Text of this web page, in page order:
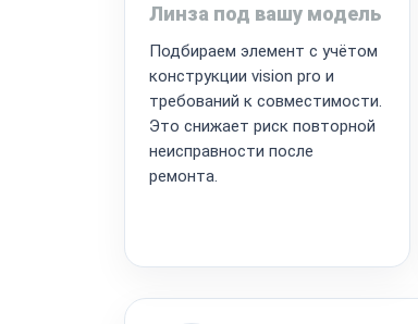
Линза под вашу модель
Подбираем элемент с учётом
конструкции vision pro и
требований к совместимости.
Это снижает риск повторной
неисправности после
ремонта.